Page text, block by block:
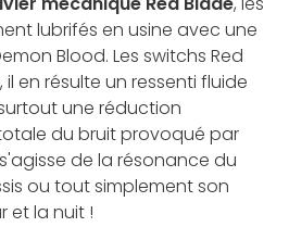
lubrifés en usine avec une
Blood. Les switchs Red
en résulte un ressenti fluide
une réduction
du bruit provoqué par
de la résonance du
ou tout simplement son
et la nuit !